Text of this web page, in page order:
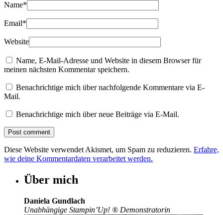
Name*
Email*
Website
Name, E-Mail-Adresse und Website in diesem Browser für
meinen nächsten Kommentar speichern.
Benachrichtige mich über nachfolgende Kommentare via E-
Mail.
Benachrichtige mich über neue Beiträge via E-Mail.
Diese Website verwendet Akismet, um Spam zu reduzieren. Erfahre,
wie deine Kommentardaten verarbeitet werden.
Über mich
Daniela Gundlach
Unabhängige Stampin’Up! ® Demonstratorin